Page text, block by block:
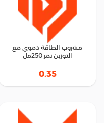
مشروب الطاقة دموي مع
التورين نمر 250مل
0.35